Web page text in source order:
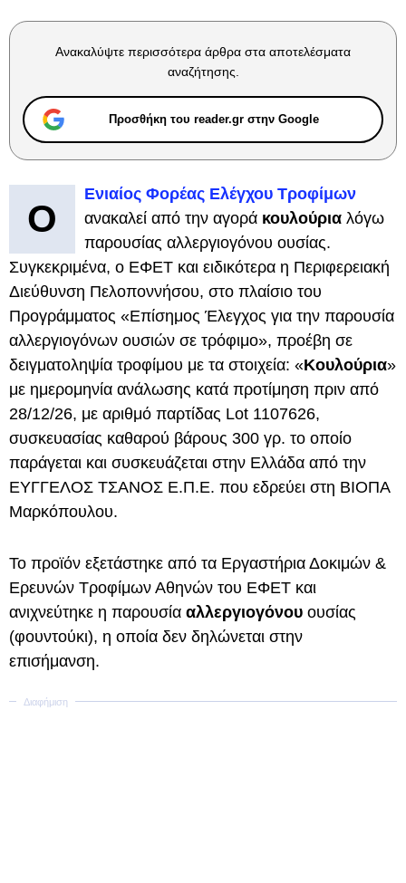
Ανακαλύψτε περισσότερα άρθρα στα αποτελέσματα
αναζήτησης.
Προσθήκη του reader.gr στην Google
Ο
Ενιαίος Φορέας Ελέγχου Τροφίμων
ανακαλεί από την αγορά κουλούρια λόγω
παρουσίας αλλεργιογόνου ουσίας.
Συγκεκριμένα, ο ΕΦΕΤ και ειδικότερα η Περιφερειακή
Διεύθυνση Πελοποννήσου, στο πλαίσιο του
Προγράμματος «Επίσημος Έλεγχος για την παρουσία
αλλεργιογόνων ουσιών σε τρόφιμο», προέβη σε
δειγματοληψία τροφίμου με τα στοιχεία: «Κουλούρια»
με ημερομηνία ανάλωσης κατά προτίμηση πριν από
28/12/26, με αριθμό παρτίδας Lot 1107626,
συσκευασίας καθαρού βάρους 300 γρ. το οποίο
παράγεται και συσκευάζεται στην Ελλάδα από την
EYΓΓΕΛΟΣ ΤΣΑΝΟΣ Ε.Π.Ε. που εδρεύει στη ΒΙΟΠΑ
Μαρκόπουλου.
Το προϊόν εξετάστηκε από τα Εργαστήρια Δοκιμών &
Ερευνών Τροφίμων Αθηνών του ΕΦΕΤ και
ανιχνεύτηκε η παρουσία αλλεργιογόνου ουσίας
(φουντούκι), η οποία δεν δηλώνεται στην
επισήμανση.